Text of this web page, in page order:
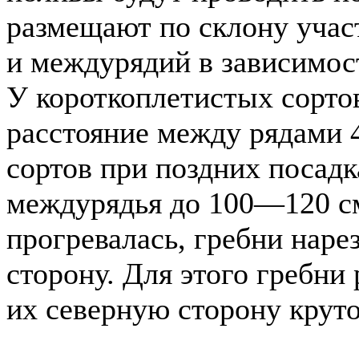
размещают по склону
и междурядий в
У короткоплетистых
расстояние между
сортов при поздних
междурядья до 100—120
прогревалась, гребни
сторону. Для этого
их северную сторону